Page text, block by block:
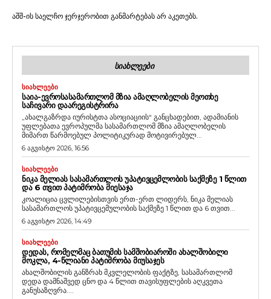
აშშ-ის საელჩო ჯერჯერობით განმარტებას არ აკეთებს.
ᲡᲘᲐᲮᲚᲔᲔᲑᲘ
ᲡᲘᲐᲮᲚᲔᲔᲑᲘ
ᲡᲐᲘᲐ-ᲔᲕᲠᲝᲡᲐᲡᲐᲛᲐᲠᲗᲚᲝᲛ ᲛᲖᲘᲐ ᲐᲛᲐᲦᲚᲝᲑᲔᲚᲘᲡ ᲛᲔᲝᲗᲮᲔ
ᲡᲐᲩᲘᲕᲐᲠᲘ ᲓᲐᲐᲠᲔᲒᲘᲡᲢᲠᲘᲠᲐ
„ახალგაზრდა იურისტთა ასოციაციის“ განცხადებით, ადამიანის
უფლებათა ევროპულმა სასამართლომ მზია ამაღლობელის
მიმართ წარმოებულ პოლიტიკურად მოტივირებულ...
6 აგვისტო 2026, 16:56
ᲡᲘᲐᲮᲚᲔᲔᲑᲘ
ᲜᲘᲙᲐ ᲛᲔᲚᲘᲐᲡ ᲡᲐᲡᲐᲛᲐᲠᲗᲚᲝᲡ ᲣᲞᲐᲢᲘᲕᲪᲔᲛᲚᲝᲑᲘᲡ ᲡᲐᲥᲛᲔᲖᲔ 1 ᲬᲚᲘᲗ
ᲓᲐ 6 ᲗᲕᲘᲗ ᲞᲐᲢᲘᲛᲠᲝᲑᲐ ᲛᲘᲔᲡᲐᲯᲐ
კოალიცია ცვლილებისთვის ერთ-ერთ ლიდერს, ნიკა მელიას
სასამართლოს უპატივცემულობის საქმეზე 1 წლით და 6 თვით...
6 აგვისტო 2026, 14:49
ᲡᲘᲐᲮᲚᲔᲔᲑᲘ
ᲓᲔᲓᲐᲡ, ᲠᲝᲛᲔᲚᲛᲐᲪ ᲑᲐᲗᲣᲛᲘᲡ ᲡᲐᲛᲨᲝᲑᲘᲐᲠᲝᲨᲘ ᲐᲮᲐᲚᲨᲝᲑᲘᲚᲘ
ᲛᲝᲙᲚᲐ, 4-ᲬᲚᲘᲐᲜᲘ ᲞᲐᲢᲘᲛᲠᲝᲑᲐ ᲛᲘᲣᲡᲐᲯᲔᲡ
ახალშობილის განზრახ მკვლელობის ფაქტზე, სასამართლომ
დედა დამნაშვედ ცნო და 4 წლით თავისუფლების აღკვეთა
განუსაზღვრა....